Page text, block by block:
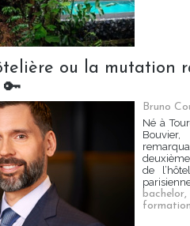
ou la mutation
Bruno
Né à
de
bachelor,
formation